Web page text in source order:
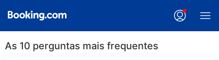
As 10 perguntas mais frequentes